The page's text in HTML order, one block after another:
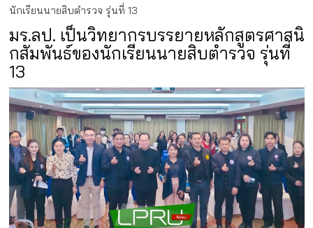
นักเรียนนายสิบตำรวจ รุ่นที่ 13
มร.ลป. เป็นวิทยากรบรรยายหลักสูตรศาสนิ
กสัมพันธ์ของนักเรียนนายสิบตำรวจ รุ่นที่
13